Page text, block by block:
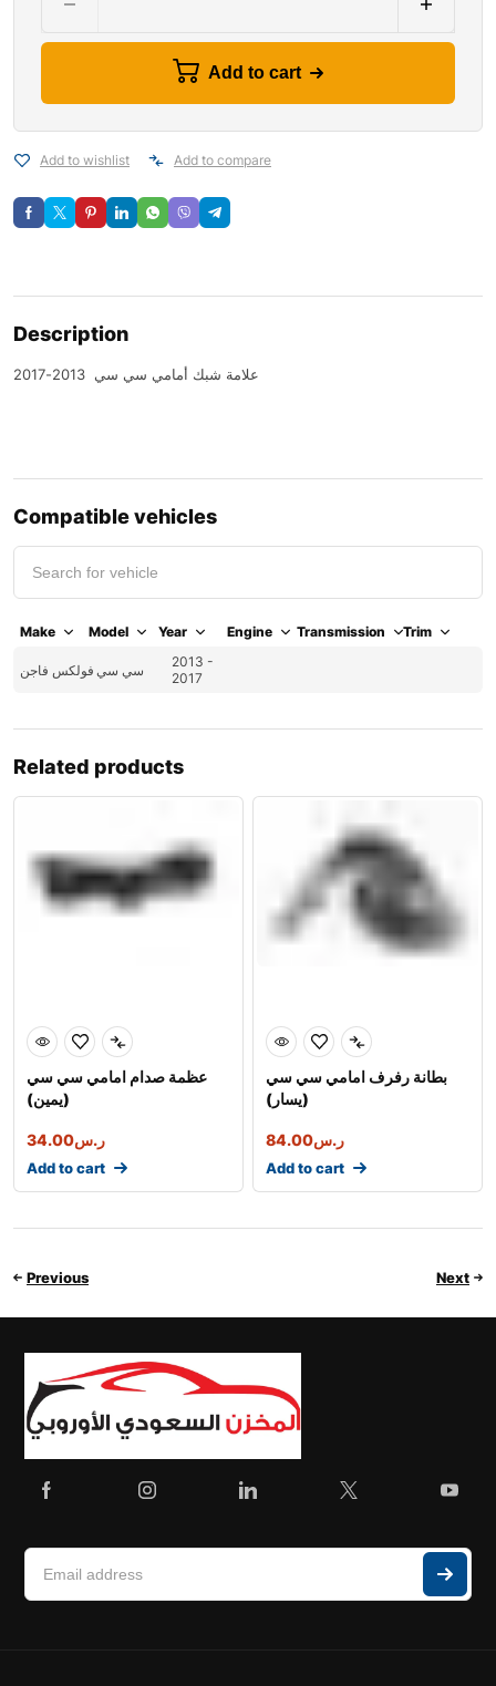
Add to cart
Add to wishlist Add to compare
Description
علامة شبك أمامي سي سي 2013-2017
Compatible vehicles
Make Model Year Engine Transmission Trim
فولكس فاجن سي سي
2013 -
2017
Related products
عظمة صدام امامي سي سي
(يمين)
ر.س34.00
Add to cart
بطانة رفرف امامي سي سي
(يسار)
ر.س84.00
Add to cart
Previous Next